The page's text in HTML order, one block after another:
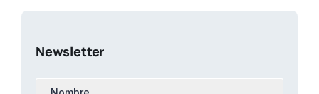
Newsletter